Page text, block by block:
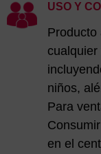
USO Y
Producto
niños,
Para
en el